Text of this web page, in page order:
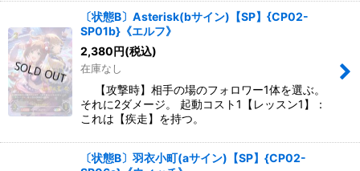
〔状態B〕Asterisk(bサイン)【SP】{CP02-
SP01b}《エルフ》
2,380円(税込)
在庫なし
【攻撃時】相手の場のフォロワー1体を選ぶ。
それに2ダメージ。 起動コスト1【レッスン1】：
これは【疾走】を持つ。
〔状態B〕羽衣小町(aサイン)【SP】{CP02-